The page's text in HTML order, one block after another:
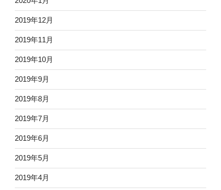
2019年12月
2019年11月
2019年10月
2019年9月
2019年8月
2019年7月
2019年6月
2019年5月
2019年4月